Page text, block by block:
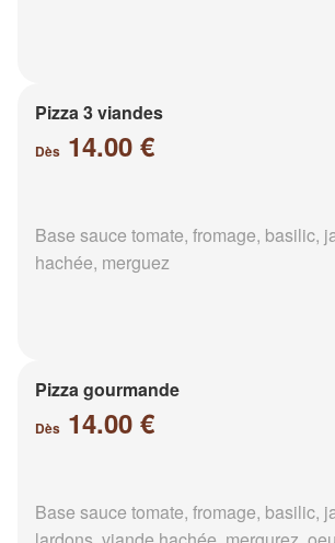
Pizza 3 viandes
Dès 14.00 €
Base sauce tomate, fromage, basilic,
hachée, merguez
Pizza gourmande
Dès 14.00 €
Base sauce tomate, fromage, basilic,